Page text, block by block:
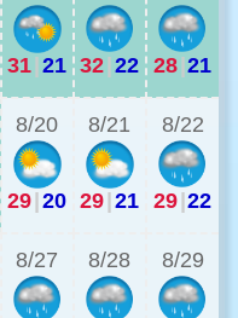
31|21 32|22 28|21
8/20
29|20
8/21
29|21
8/22
29|22
8/27 8/28 8/29